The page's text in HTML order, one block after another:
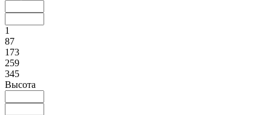
1
87
173
259
345
Высота